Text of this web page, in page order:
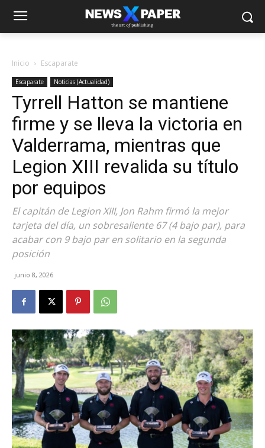
Inicio Escaparate
Escaparate Noticias (Actualidad)
Tyrrell Hatton se mantiene
firme y se lleva la victoria en
Valderrama, mientras que
Legion XIII revalida su título
por equipos
El capitán de Legion XIII, Jon Rahm firmó la mejor
tarjeta del día, un sobresaliente 67 (4 bajo par), para
acabar con 9 bajo par en solitario en la segunda
posición
junio 8, 2026